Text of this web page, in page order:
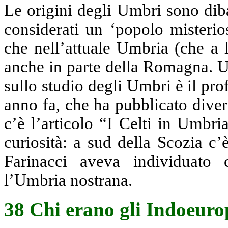
Le origini degli Umbri sono
considerati un ‘popolo
che nell’attuale Umbria (che
anche in parte della Romagna.
sullo studio degli Umbri è il
anno fa, che ha pubblicato
c’è l’articolo “I Celti in
curiosità: a sud della Scozia
Farinacci aveva individuato
l’Umbria nostrana.
38 Chi erano gli